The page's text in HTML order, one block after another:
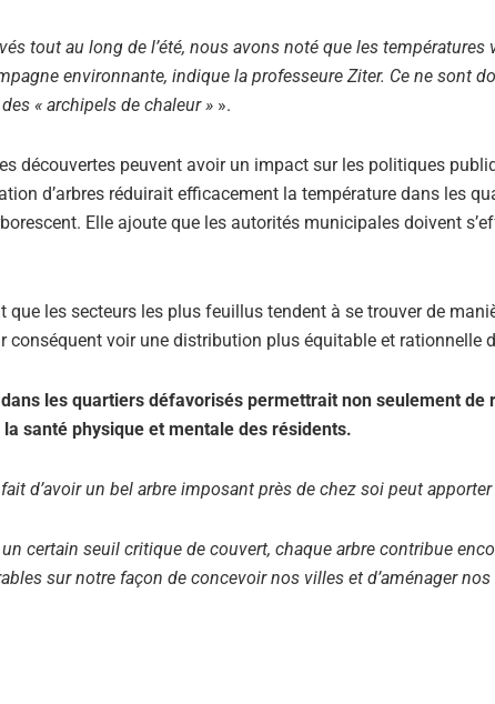
tout au long de l’été, nous avons noté que les
environnante, indique la professeure Ziter. Ce ne sont
« archipels de chaleur » ».
découvertes peuvent avoir un impact sur les politiques
d’arbres réduirait efficacement la température dans les
Elle ajoute que les autorités municipales doivent
que les secteurs les plus feuillus tendent à se trouver de
conséquent voir une distribution plus équitable et rationnelle
dans les quartiers défavorisés permettrait non seulement
santé physique et mentale des résidents.
d’avoir un bel arbre imposant près de chez soi peut
certain seuil critique de couvert, chaque arbre contribue
sur notre façon de concevoir nos villes et d’aménager